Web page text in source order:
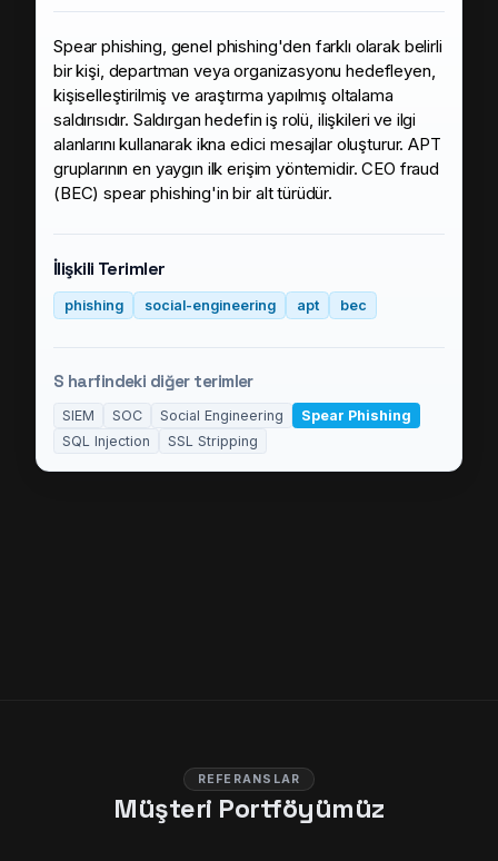
Spear phishing, genel phishing'den farklı olarak belirli
bir kişi, departman veya organizasyonu hedefleyen,
kişiselleştirilmiş ve araştırma yapılmış oltalama
saldırısıdır. Saldırgan hedefin iş rolü, ilişkileri ve ilgi
alanlarını kullanarak ikna edici mesajlar oluşturur. APT
gruplarının en yaygın ilk erişim yöntemidir. CEO fraud
(BEC) spear phishing'in bir alt türüdür.
İlişkili Terimler
phishing social-engineering apt bec
S harfindeki diğer terimler
SIEM SOC Social Engineering
Spear Phishing
SQL Injection
SSL Stripping
REFERANSLAR
Müşteri Portföyümüz